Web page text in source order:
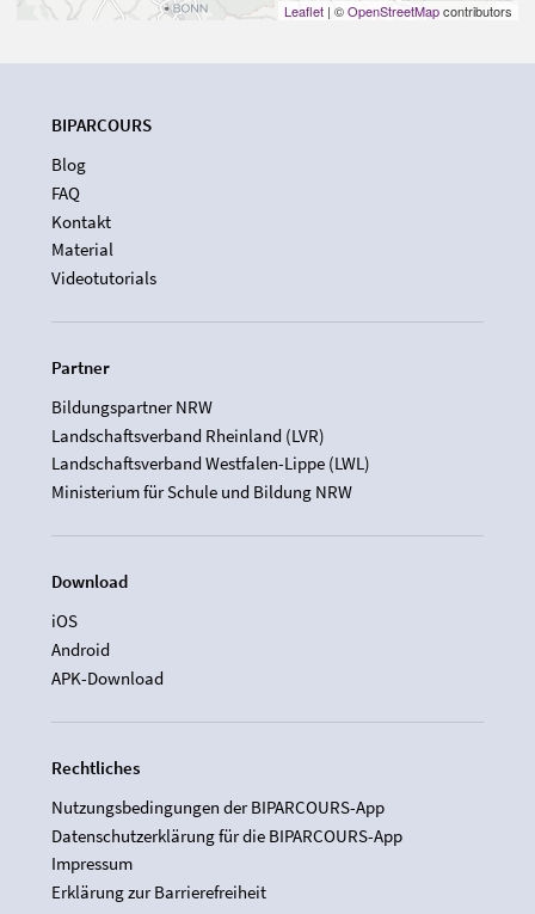
Leaflet | ©OpenStreetMapcontributors
BIPARCOURS
Blog
FAQ
Kontakt
Material
Videotutorials
Partner
Bildungspartner NRW
Landschaftsverband Rheinland (LVR)
Landschaftsverband Westfalen-Lippe (LWL)
Ministerium für Schule und Bildung NRW
Download
iOS
Android
APK-Download
Rechtliches
Nutzungsbedingungen der BIPARCOURS-App
Datenschutzerklärung für die BIPARCOURS-App
Impressum
Erklärung zur Barrierefreiheit